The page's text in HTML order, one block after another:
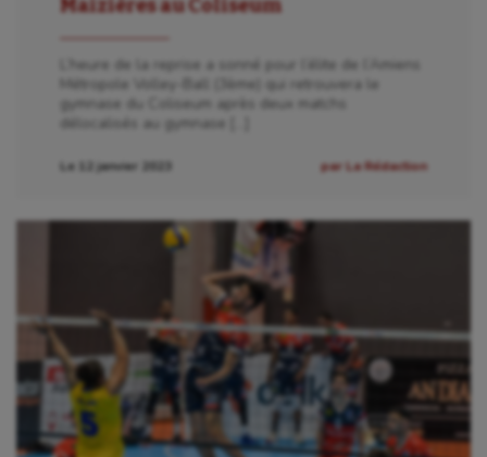
Maizières au Coliseum
L’heure de la reprise a sonné pour l’élite de l’Amiens
Métropole Volley-Ball (3ème) qui retrouvera le
gymnase du Coliseum après deux matchs
délocalisés au gymnase […]
Le 12 janvier 2023 par La Rédaction